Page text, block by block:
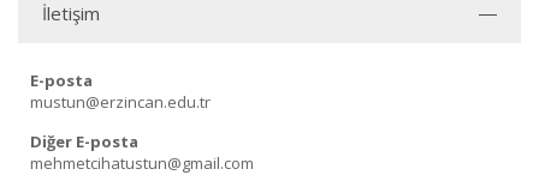
İletişim
E-posta
mustun@erzincan.edu.tr
Diğer E-posta
mehmetcihatustun@gmail.com